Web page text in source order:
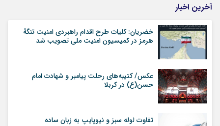
آخرین اخبار
خضریان: کلیات طرح اقدام راهبردی امنیت تنگهٔ
هرمز در کمیسیون امنیت ملی تصویب شد
عکس/ کتیبه‌های رحلت پیامبر و شهادت امام
حسن(ع) در کربلا
تفاوت لوله سبز و نیوپایپ به زبان ساده